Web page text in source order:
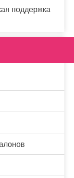
поддержка